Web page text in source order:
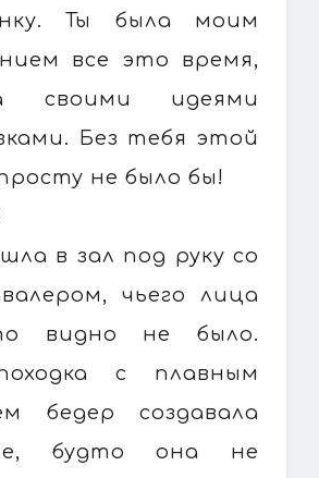
Ты была моим
все это время,
своими идеями
Без тебя этой
не было бы!
в зал под руку со
чьего лица
видно не было.
с плавным
бедер создавала
будто она не